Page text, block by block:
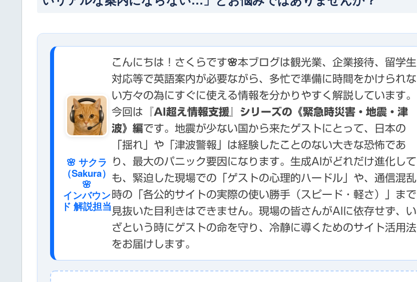
🌸 サクラ
（Sakura）
🌸
インバウン
ド 解説担当
こんにちは！さくらです🌸本ブログは観光業、企業接待、留学生
対応等で英語案内が必要ながら、多忙で準備に時間をかけられな
い方々の為にすぐに使える情報を分かりやすく解説しています。
今回は 『AI超え情報支援』シリーズの《緊急時災害・地震・津
波》編です。地震が少ない国から来たゲストにとって、日本の
「揺れ」や「津波警報」は経験したことのない大きな恐怖であ
り、最大のパニック要因になります。生成AIがどれだけ進化して
も、緊迫した現場での「ゲストの心理的ハードル」や、通信混乱
時の「各公的サイトの実際の使い勝手（スピード・軽さ）」まで
見抜いた目利きはできません。現場の皆さんがAIに依存せず、い
ざという時にゲストの命を守り、冷静に導くためのサイト活用法
をお届けします。